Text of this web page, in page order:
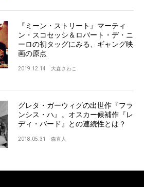
『ミーン・ストリート』マーティ
ン・スコセッシ＆ロバート・デ・ニ
ーロの初タッグにみる、ギャング映
画の原点
2019.12.14 大森さわこ
グレタ・ガーウィグの出世作『フラ
ンシス・ハ』。オスカー候補作『レ
ディ・バード』との連続性とは？
2018.05.31 森直人